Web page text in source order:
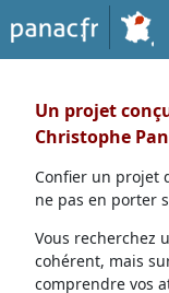
Un projet
Christophe
Confier un projet
ne pas en porter
Vous recherchez
cohérent, mais
comprendre vos